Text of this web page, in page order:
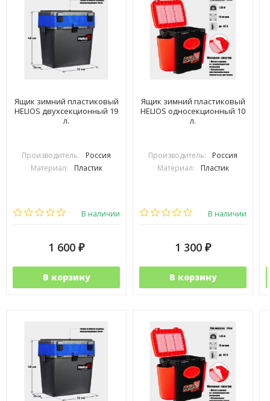
Ящик зимний пластиковый
HELIOS двухсекционный 19
л.
Производитель:
Россия
Материал:
Пластик
В наличии
1 600 ₽
В корзину
Ящик зимний пластиковый
HELIOS односекционный 10
л.
Производитель:
Россия
Материал:
Пластик
В наличии
1 300 ₽
В корзину